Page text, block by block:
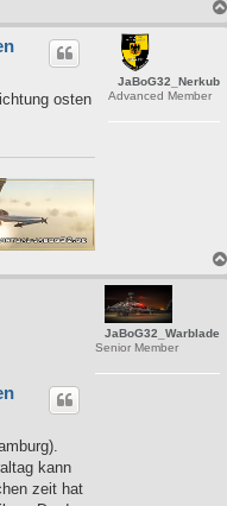
JaBoG32_Nerkub
Advanced Member
osten
JaBoG32_Warblade
Senior Member
kann
zeit hat